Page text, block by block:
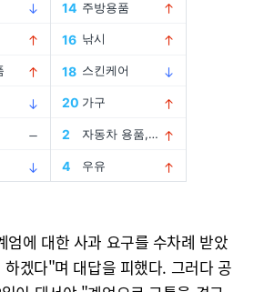
엄에 대한 사과 요구를 수차례 받았
겠다"며 대답을 피했다. 그러다 공